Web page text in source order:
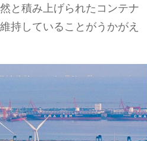
と積み上げられたコンテナ
持していることがうかがえ